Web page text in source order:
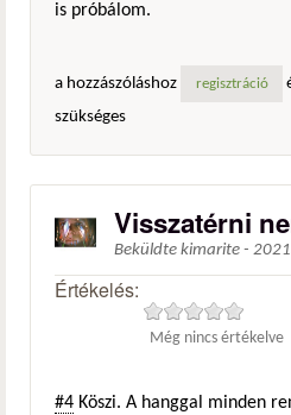
is próbálom.
a hozzászóláshoz regisztráció
szükséges
Visszatérni
Beküldte kimarite -
Értékelés:
Még nincs értékelve
#4 Köszi. A hanggal minden